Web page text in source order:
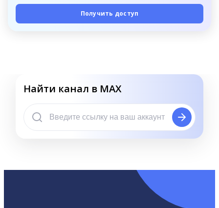
Получить доступ
Найти канал в MAX